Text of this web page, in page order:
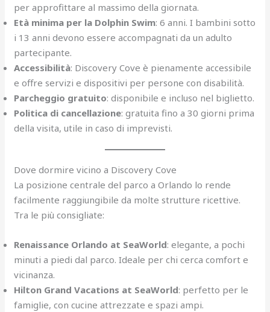
per approfittare al massimo della giornata.
Età minima per la Dolphin Swim: 6 anni. I bambini sotto
i 13 anni devono essere accompagnati da un adulto
partecipante.
Accessibilità: Discovery Cove è pienamente accessibile
e offre servizi e dispositivi per persone con disabilità.
Parcheggio gratuito: disponibile e incluso nel biglietto.
Politica di cancellazione: gratuita fino a 30 giorni prima
della visita, utile in caso di imprevisti.
Dove dormire vicino a Discovery Cove
La posizione centrale del parco a Orlando lo rende
facilmente raggiungibile da molte strutture ricettive.
Tra le più consigliate:
Renaissance Orlando at SeaWorld: elegante, a pochi
minuti a piedi dal parco. Ideale per chi cerca comfort e
vicinanza.
Hilton Grand Vacations at SeaWorld: perfetto per le
famiglie, con cucine attrezzate e spazi ampi.